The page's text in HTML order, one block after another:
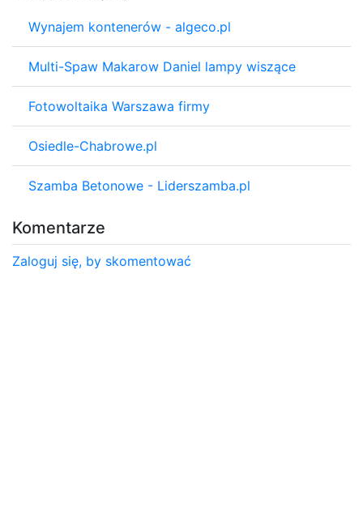
Wynajem kontenerów - algeco.pl
Multi-Spaw Makarow Daniel lampy wiszące
Fotowoltaika Warszawa firmy
Osiedle-Chabrowe.pl
Szamba Betonowe - Liderszamba.pl
Komentarze
Zaloguj się, by skomentować